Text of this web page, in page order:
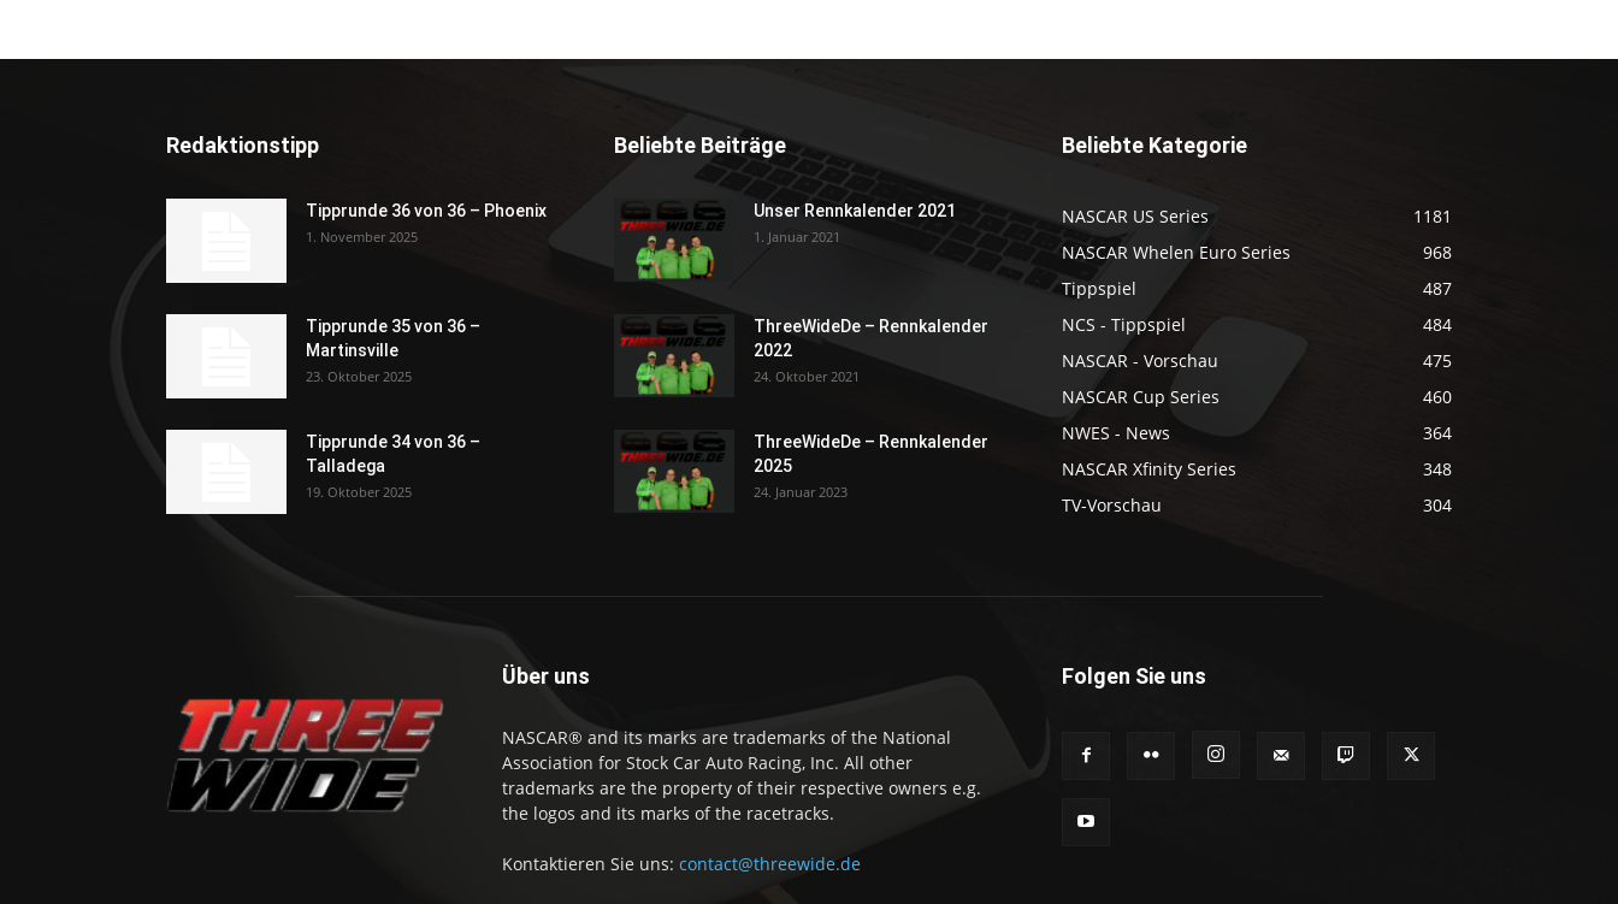
Redaktionstipp
Tipprunde 36 von 36 – Phoenix
1. November 2025
Tipprunde 35 von 36 –
Martinsville
23. Oktober 2025
Tipprunde 34 von 36 –
Talladega
19. Oktober 2025
Beliebte Beiträge
Unser Rennkalender 2021
1. Januar 2021
ThreeWideDe – Rennkalender
2022
24. Oktober 2021
ThreeWideDe – Rennkalender
2025
24. Januar 2023
Beliebte Kategorie
NASCAR US Series
1181
NASCAR Whelen Euro Series
968
Tippspiel
487
NCS - Tippspiel
484
NASCAR - Vorschau
475
NASCAR Cup Series
460
NWES - News
364
NASCAR Xfinity Series
348
TV-Vorschau
304
Über uns
NASCAR® and its marks are trademarks of the National
Association for Stock Car Auto Racing, Inc. All other
trademarks are the property of their respective owners e.g.
the logos and its marks of the racetracks.
Kontaktieren Sie uns: contact@threewide.de
Folgen Sie uns